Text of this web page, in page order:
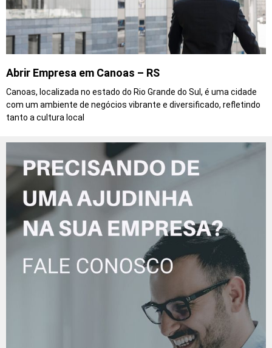
Abrir Empresa em Canoas – RS
Canoas, localizada no estado do Rio Grande do Sul, é uma cidade
com um ambiente de negócios vibrante e diversificado, refletindo
tanto a cultura local